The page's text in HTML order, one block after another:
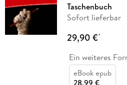
Taschenbuch
Sofort lieferbar
29,90 €*
Ein weiteres
eBook epub
28,99 €